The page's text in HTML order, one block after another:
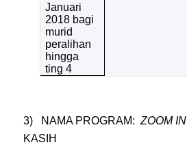
Januari
2018 bagi
murid
peralihan
hingga
ting 4
3) NAMA PROGRAM: ZOOM IN
KASIH